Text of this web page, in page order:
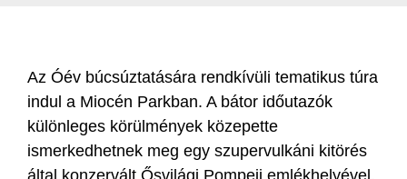
Az Óév búcsúztatására rendkívüli tematikus túra
indul a Miocén Parkban. A bátor időutazók
különleges körülmények közepette
ismerkedhetnek meg egy szupervulkáni kitörés
által konzervált Ősvilági Pompeji emlékhelyével.